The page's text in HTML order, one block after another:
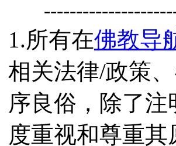
1.所有在佛教导
相关法律/政策
序良俗，除了
度重视和尊重